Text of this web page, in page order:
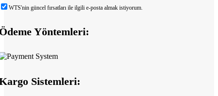
WTS'nin güncel fırsatları ile ilgili e-posta almak istiyorum.
Yöntemleri:
Sistemleri: